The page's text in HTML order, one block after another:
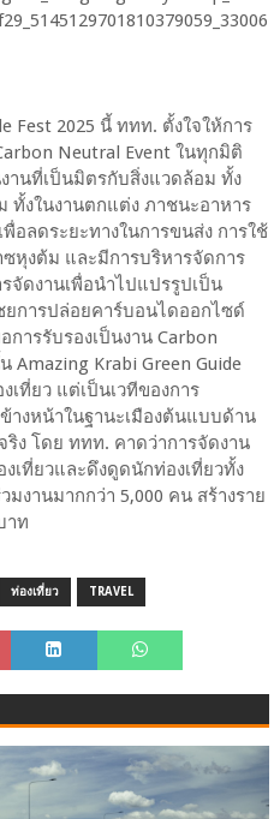
Fest 2025 นี้ ททท. ตั้งใจให้การ
Neutral Event ในทุกมิติ
านที่เป็นมิตรกับสิ่งแวดล้อม ทั้ง
ทั้งในงานตกแต่ง ภาชนะอาหาร
อลดระยะทางในการขนส่ง การใช้
หุงต้ม และมีการบริหารจัดการ
จัดงานเพื่อนำไปแปรรูปเป็น
การปล่อยคาร์บอนไดออกไซด์
ารรับรองเป็นงาน Carbon
Amazing Krabi Green Guide
เที่ยว แต่เป็นเวทีของการ
างหน้าในฐานะเมืองต้นแบบด้าน
ริง โดย ททท. คาดว่าการจัดงาน
เที่ยวและดึงดูดนักท่องเที่ยวทั้ง
งานมากกว่า 5,000 คน สร้างราย
าท
ท่องเที่ยว TRAVEL